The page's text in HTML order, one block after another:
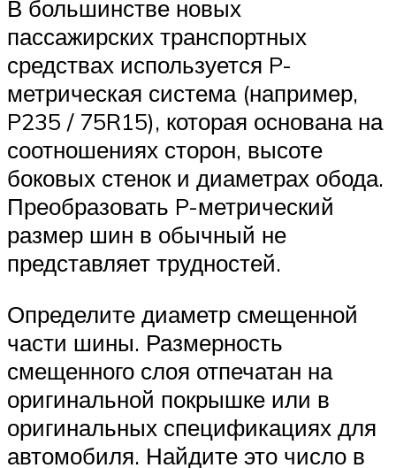
В большинстве новых
пассажирских транспортных
средствах используется P-
метрическая система (например,
P235 / 75R15), которая основана на
соотношениях сторон, высоте
боковых стенок и диаметрах обода.
Преобразовать P-метрический
размер шин в обычный не
представляет трудностей.
Определите диаметр смещенной
части шины. Размерность
смещенного слоя отпечатан на
оригинальной покрышке или в
оригинальных спецификациях для
автомобиля. Найдите это число в